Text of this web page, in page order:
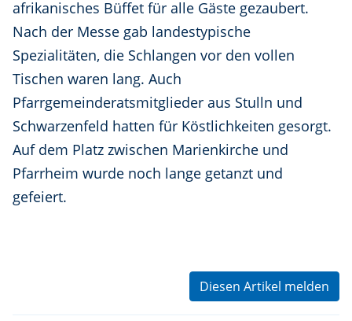
afrikanisches Büffet für alle Gäste gezaubert.
Nach der Messe gab landestypische
Spezialitäten, die Schlangen vor den vollen
Tischen waren lang. Auch
Pfarrgemeinderatsmitglieder aus Stulln und
Schwarzenfeld hatten für Köstlichkeiten gesorgt.
Auf dem Platz zwischen Marienkirche und
Pfarrheim wurde noch lange getanzt und
gefeiert.
Diesen Artikel melden